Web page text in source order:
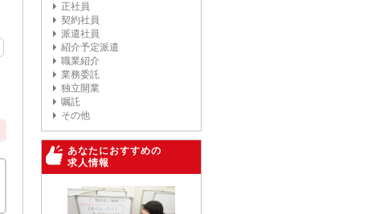
正社員
契約社員
派遣社員
紹介予定派遣
職業紹介
業務委託
独立開業
嘱託
その他
あなたにおすすめの
求人情報